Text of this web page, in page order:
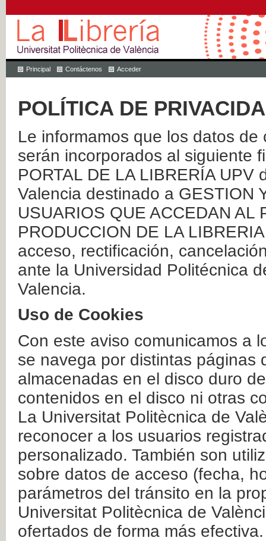
Principal Contáctenos Acceder
POLÍTICA DE
Le informamos que los datos
serán incorporados al siguiente
PORTAL DE LA LIBRERÍA
Valencia destinado a GESTION
USUARIOS QUE ACCEDAN AL
PRODUCCION DE LA
acceso, rectificación,
ante la Universidad Politécnica
Valencia.
Uso de Cookies
Con este aviso comunicamos a
se navega por distintas páginas
almacenadas en el disco duro
contenidos en el disco ni otras
La Universitat Politècnica de
reconocer a los usuarios
personalizado. También son
sobre datos de acceso (fecha,
parámetros del tránsito en la
Universitat Politècnica de
ofertados de forma más efectiva.